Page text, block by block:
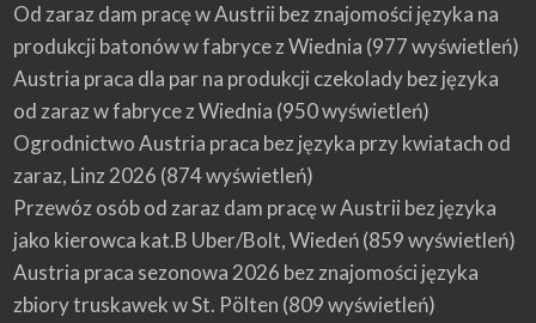
Od zaraz dam pracę w Austrii bez znajomości języka na
produkcji batonów w fabryce z Wiednia (977 wyświetleń)
Austria praca dla par na produkcji czekolady bez języka
od zaraz w fabryce z Wiednia (950 wyświetleń)
Ogrodnictwo Austria praca bez języka przy kwiatach od
zaraz, Linz 2026 (874 wyświetleń)
Przewóz osób od zaraz dam pracę w Austrii bez języka
jako kierowca kat.B Uber/Bolt, Wiedeń(859 wyświetleń)
Austria praca sezonowa 2026 bez znajomości języka
zbiory truskawek w St. Pölten (809 wyświetleń)